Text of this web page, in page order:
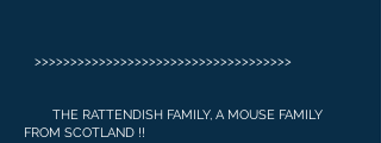
>>>>>>>>>>>>>>>>>>>>>>>>>>>>>>>>>>>>
THE RATTENDISH FAMILY, A MOUSE FAMILY
FROM SCOTLAND !!